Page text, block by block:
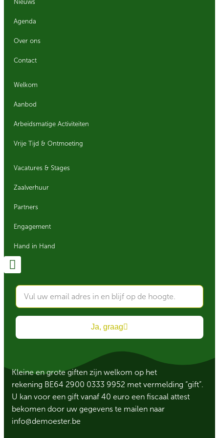
Nieuws
Agenda
Over ons
Contact
Welkom
Aanbod
Arbeidsmatige Activiteiten
Vrije Tijd & Ontmoeting
Vacatures & Stages
Zaalverhuur
Partners
Engagement
Hand in Hand
Ja, graag
Kleine en grote giften zijn welkom op het
rekening BE64 2900 0333 9952 met vermelding “gift”.
U kan voor een gift vanaf 40 euro een fiscaal attest
bekomen door uw gegevens te mailen naar
info@demoester.be